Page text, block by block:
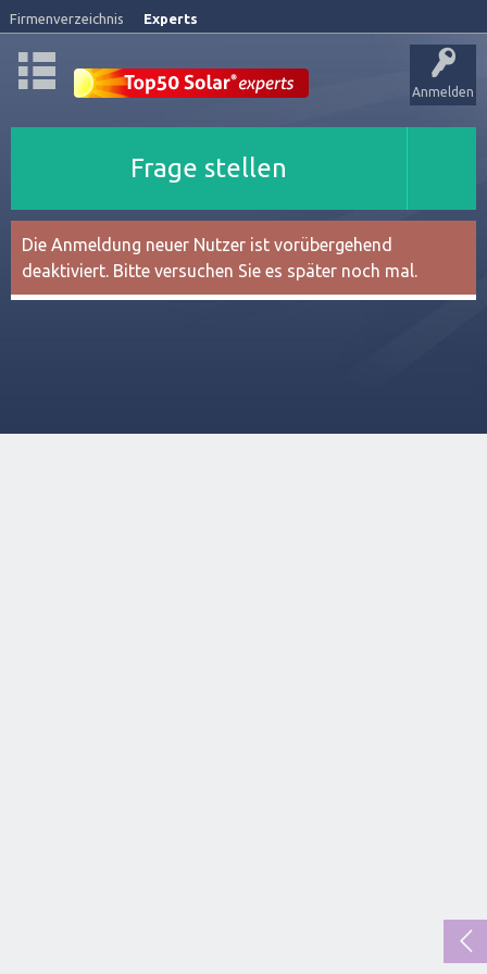
Firmenverzeichnis Experts
Anmelden
Frage stellen
Die Anmeldung neuer Nutzer ist vorübergehend
deaktiviert. Bitte versuchen Sie es später noch mal.